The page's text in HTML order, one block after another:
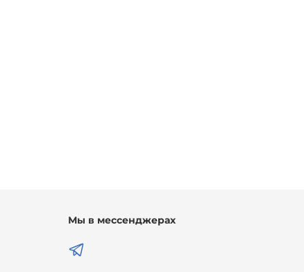
Мы в мессенджерах